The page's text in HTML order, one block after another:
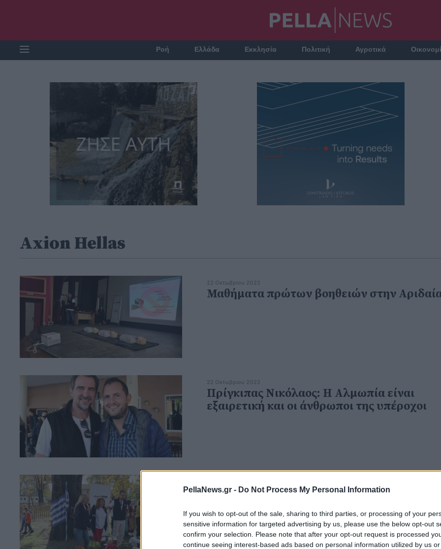
PellaNews.gr - Do Not Process My Personal Information
If you wish to opt-out of the sale, sharing to third parties, or processing of your
sensitive information for targeted advertising by us, please use the below opt-out
confirm your selection. Please note that after your opt-out request is processed
continue seeing interest-based ads based on personal information utilized by us
Ροή Ελλάδα Εκκλησία Πολιτική Αγροτικά
Axion Hellas
22 Οκτωβρίου 2022
Μαθήματα πρώτων βοηθειών στην
22 Οκτωβρίου 2022
Πρίγκιπας Νικόλαος: Η Αλμωπία είναι
εξαιρετική και οι άνθρωποι της υπέροχοι
Γεύσεις από την Μικρασία στους Τσάκους